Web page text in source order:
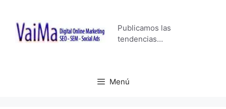
contenido
Publicamos las
tendencias…
Menú